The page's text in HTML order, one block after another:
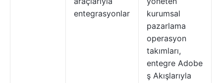
entegrasyonlar
kurumsal
pazarlama
operasyon
takımları,
entegre Adobe
ş Akışlarıyla